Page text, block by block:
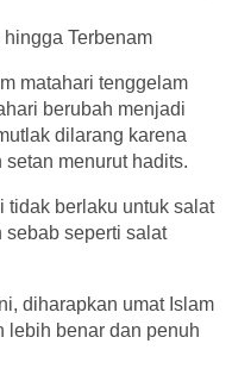
Terbenam
matahari tenggelam
berubah menjadi
dilarang karena
menurut hadits.
tidak berlaku untuk salat
sebab seperti salat
diharapkan umat Islam
lebih benar dan penuh